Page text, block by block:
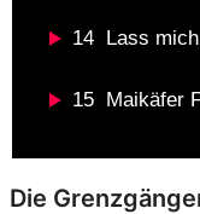
14 Lass
15 Maikäfer
Die